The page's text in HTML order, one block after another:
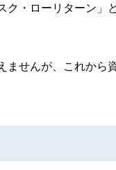
ク・ローリターン」
ませんが、これから